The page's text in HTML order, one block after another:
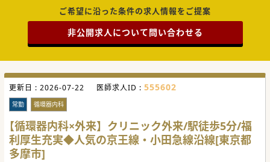
■法人の中でも最大規模の診療所であるため、常勤医が20名
ほど在籍しており、経験豊かな様々な科目の専門医が診察し
■専門性の高い疾患については専門外来を設け、患者様へ専
門的な医療を提供しております。
【やりがい】
きますので高額給与も可能になります。
■職種別でのスキル認定制度を独自導入しており、習熟度に
応じて評価を行っております。働きながらご自身のスキルア
ップを行っていただけます。
■子育て中の先生への体制も整っており、復職を支援するた
めに休暇・短時間勤務等、取得しやすい環境を整備しており
ます。
#春入職可 #秋入職可
ご希望に沿った条件の求人情報をご提案
非公開求人について問い合わせる
更新日 : 2026-07-22 医師求人ID : 555602
常勤 循環器内科
【循環器内科×外来】クリニック外来/駅徒歩5分/福
利厚生充実◆人気の京王線・小田急線沿線[東京都
多摩市]